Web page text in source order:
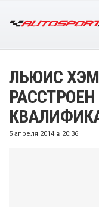
ЛЬЮИС
5 апреля 2014 в 20:36